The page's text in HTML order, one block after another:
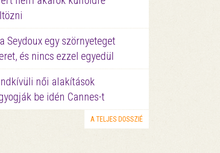
Seydoux egy szörnyeteget
és nincs ezzel egyedül
női alakítások
be idén Cannes-t
A TELJES DOSSZIÉ